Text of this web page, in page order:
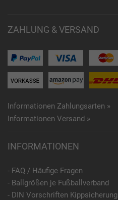
ZAHLUNG & VERSAND
Informationen Zahlungsarten »
Informationen Versand »
INFORMATIONEN
- FAQ / Häufige Fragen
- Ballgrößen je Fußballverband
- DIN Vorschriften Kippsicherung